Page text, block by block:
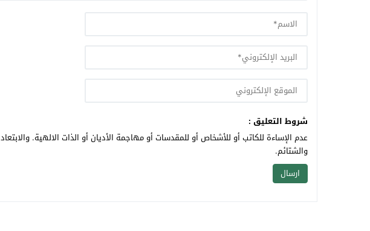
شروط التعليق :
عدم الإساءة للكاتب أو للأشخاص أو للمقدسات أو مهاجمة الأديان أو الذات الالهية.
والشتائم.